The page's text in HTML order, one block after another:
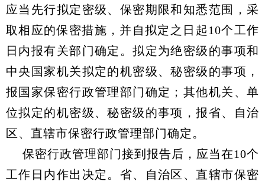
应当先行拟定密级、保密期限和知悉范围，采
取相应的保密措施，并自拟定之日起10个工作
日内报有关部门确定。拟定为绝密级的事项和
中央国家机关拟定的机密级、秘密级的事项，
报国家保密行政管理部门确定；其他机关、单
位拟定的机密级、秘密级的事项，报省、自治
区、直辖市保密行政管理部门确定。
保密行政管理部门接到报告后，应当在10个
工作日内作出决定。省、自治区、直辖市保密